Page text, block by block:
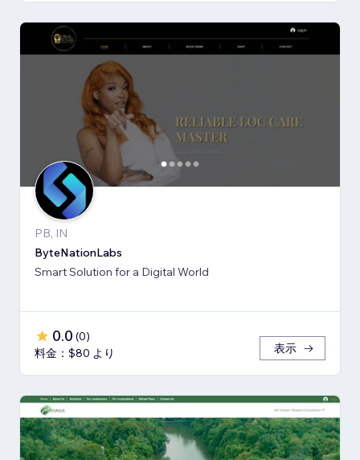
PB, IN
ByteNationLabs
Smart Solution for a Digital World
0.0 (0)
料金：$80 より
表示